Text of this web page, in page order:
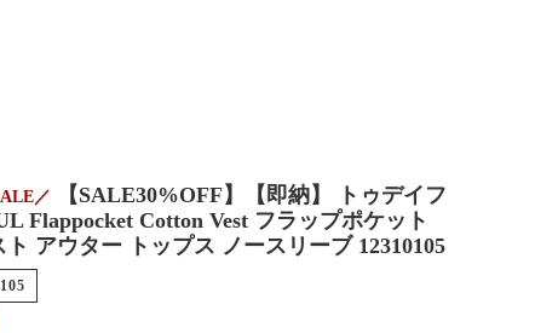
／
【SALE30%OFF】【即納】 トゥデイフ
Flappocket Cotton Vest フラップポケット
ト アウター トップス ノースリーブ 12310105